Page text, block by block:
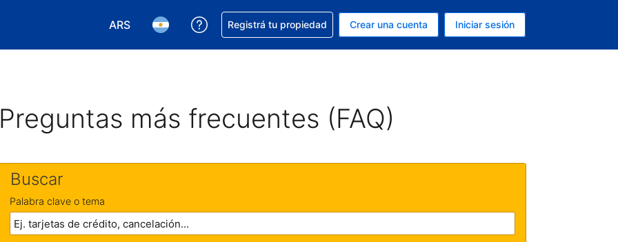
ARS
Elegir la moneda. Tu moneda actual es Peso argentino
Elegir el idioma. El idioma que estás usando es Español (Argentina)
Conseguí ayuda con tu reserva
Registrá tu propiedad Crear una cuenta Iniciar sesión
Preguntas más frecuentes (FAQ)
Buscar
Palabra clave o tema